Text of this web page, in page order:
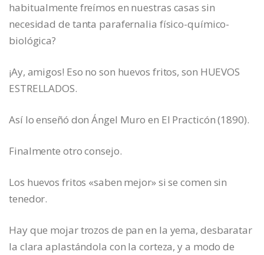
habitualmente freímos en nuestras casas sin
necesidad de tanta parafernalia físico-químico-
biológica?
¡Ay, amigos! Eso no son huevos fritos, son HUEVOS
ESTRELLADOS.
Así lo enseñó don Ángel Muro en El Practicón (1890).
Finalmente otro consejo.
Los huevos fritos «saben mejor» si se comen sin
tenedor.
Hay que mojar trozos de pan en la yema, desbaratar
la clara aplastándola con la corteza, y a modo de